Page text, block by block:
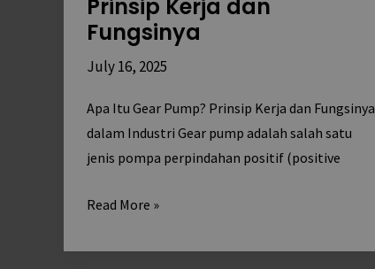
Prinsip Kerja dan
Fungsinya
July 16, 2025
Apa Itu Gear Pump? Prinsip Kerja dan Fungsinya
dalam Industri Gear pump adalah salah satu
jenis pompa perpindahan positif (positive
Read More »